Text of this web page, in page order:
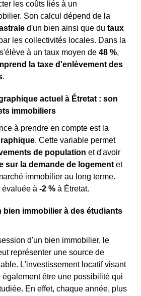
les coûts liés à un
Son calcul dépend de la
d'un bien ainsi que du taux
les collectivités locales. Dans la
à un taux moyen de 48 %,
la taxe d'enlèvement des
.
actuel à Étretat : son
immobiliers
à prendre en compte est la
. Cette variable permet
de population et d'avoir
sur la demande de logement et
immobilier au long terme.
évaluée à -2 % à Étretat.
bien immobilier à des étudiants
d'un bien immobilier, le
représenter une source de
L'investissement locatif visant
également être une possibilité qui
En effet, chaque année, plus